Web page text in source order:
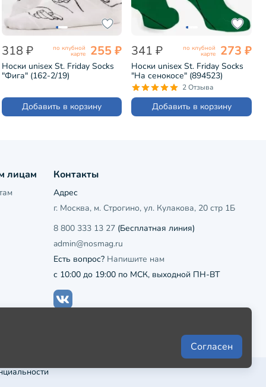
318 ₽ по клубной
карте 255 ₽
Носки unisex St. Friday Socks
"Фига" (162-2/19)
Добавить в корзину
341 ₽ по клубной
карте 273 ₽
Носки unisex St. Friday Socks
"На сенокосе" (894523)
2 Отзыва
Добавить в корзину
лицам Контакты
Адрес
г. Москва, м. Строгино, ул. Кулакова, 20 стр 1Б
8 800 333 13 27(Бесплатная линия)
admin@nosmag.ru
Есть вопрос? Напишите нам
с 10:00 до 19:00 по МСК, выходной ПН-ВТ
Согласен